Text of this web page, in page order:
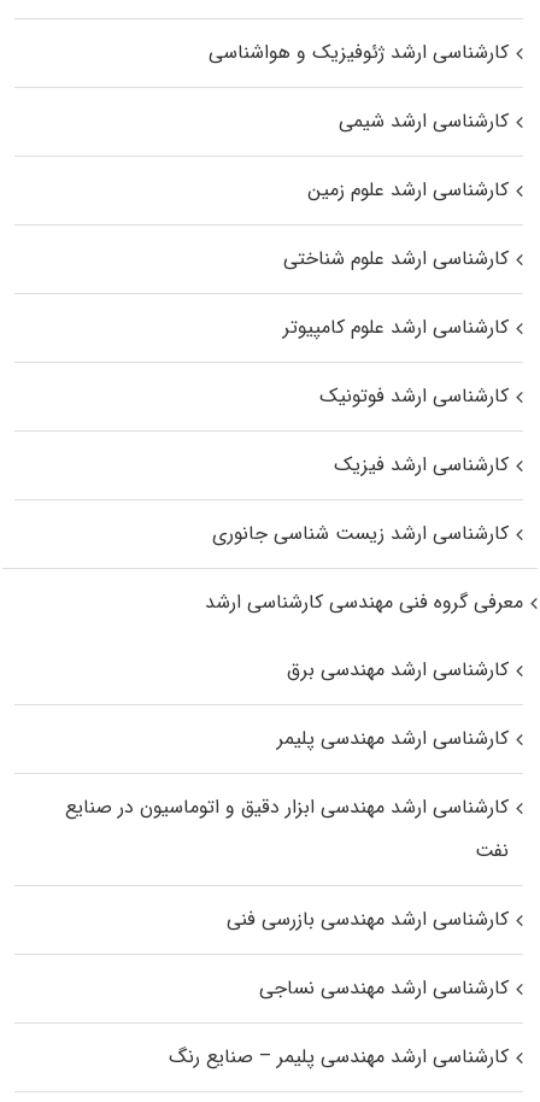
کارشناسی ارشد ژئوفیزیک و هواشناسی
کارشناسی ارشد شیمی
کارشناسی ارشد علوم زمین
کارشناسی ارشد علوم شناختی
کارشناسی ارشد علوم کامپیوتر
کارشناسی ارشد فوتونیک
کارشناسی ارشد فیزیک
کارشناسی ارشد زیست‌ شناسی جانوری
معرفی گروه فنی مهندسی کارشناسی ارشد
کارشناسی ارشد مهندسی برق
کارشناسی ارشد مهندسی پلیمر
کارشناسی ارشد مهندسی ابزار دقیق و اتوماسیون در صنایع
نفت
کارشناسی ارشد مهندسی بازرسی فنی
کارشناسی ارشد مهندسی نساجی
کارشناسی ارشد مهندسی پلیمر – صنایع رنگ